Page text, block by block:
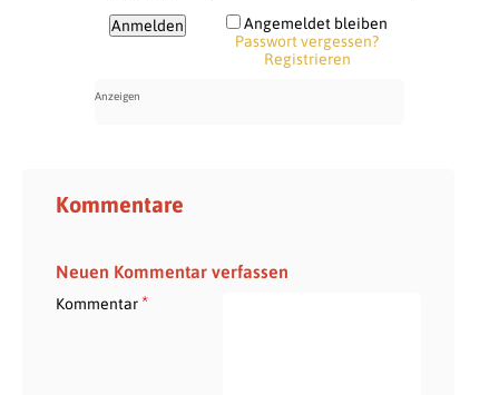
Angemeldet bleiben
Passwort vergessen?
Registrieren
Kommentare
Neuen Kommentar verfassen
Kommentar*